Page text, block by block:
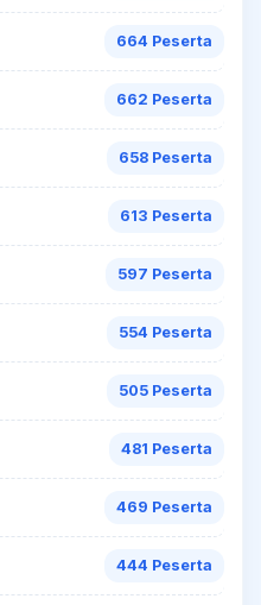
664 Peserta
662 Peserta
658 Peserta
613 Peserta
597 Peserta
554 Peserta
505 Peserta
481 Peserta
469 Peserta
444 Peserta